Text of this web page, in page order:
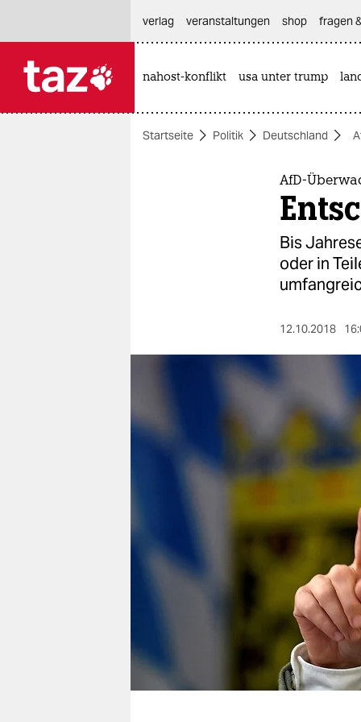
themen
wahrheit
shop
abo
genossenschaft
verlag
veranstaltungen shop fragen
nahost-konflikt usa unter trump
Startseite Politik Deutschland
AfD-
Bis
oder in
12.10.2018